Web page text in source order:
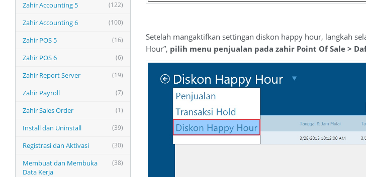
(122)
Zahir Accounting 5
(100)
Zahir Accounting 6
(16)
Zahir POS 5
(6)
Zahir POS 6
(19)
Zahir Report Server
(7)
Zahir Payroll
(1)
Zahir Sales Order
(39)
Install dan Uninstall
(30)
Registrasi dan Aktivasi
(38)
Membuat dan Membuka
Data Kerja
Setelah mangaktifkan settingan diskon happy hour, langkah
Hour”, pilih menu penjualan pada zahir Point Of Sale >